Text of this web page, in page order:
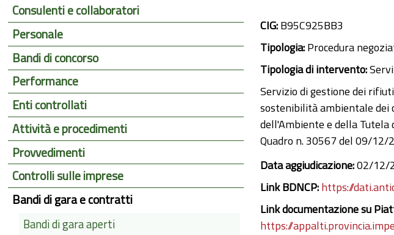
CIG:B95C925BB3
Tipologia:Procedura
Tipologia di intervento:
Servizio di gestione dei
sostenibilità ambientale dei
dell'Ambiente e della Tutela
Quadro n. 30567 del 09/12/
Data aggiudicazione:02/12/
Link BDNCP:https://
Link documentazione su
https://
Consulenti e collaboratori
Personale
Bandi di concorso
Performance
Enti controllati
Attività e procedimenti
Provvedimenti
Controlli sulle imprese
Bandi di gara e contratti
Bandi di gara aperti